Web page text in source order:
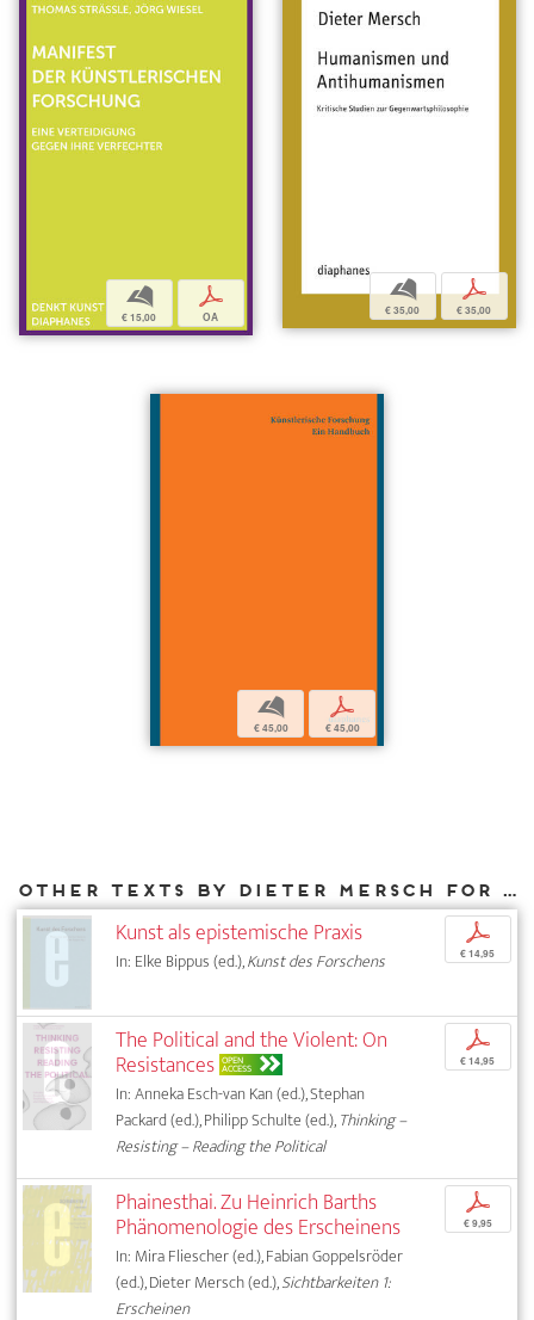
b
€ 15,00
p
OA
b
€ 35,00
p
€ 35,00
b
€ 45,00
p
€ 45,00
Other texts by Dieter Mersch for DIAPHANES
Kunst als epistemische Praxis
In: Elke Bippus (ed.),Kunst des Forschens
p
€ 14,95
The Political and the Violent: On
Resistances OPEN
ACCESS
In: Anneka Esch-van Kan (ed.), Stephan
Packard (ed.), Philipp Schulte (ed.),Thinking –
Resisting – Reading the Political
p
€ 14,95
Phainesthai. Zu Heinrich Barths
Phänomenologie des Erscheinens
In: Mira Fliescher (ed.), Fabian Goppelsröder
(ed.), Dieter Mersch (ed.),Sichtbarkeiten 1:
Erscheinen
p
€ 9,95